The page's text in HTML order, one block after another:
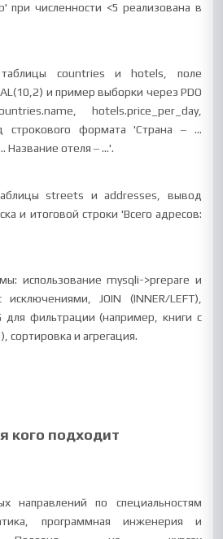
при численности <5 реализована в
countries и hotels, поле
и пример выборки через PDO
hotels.price_per_day,
строкового формата 'Страна ‒ ...
Название отеля ‒ ...'.
streets и addresses, вывод
и итоговой строки 'Всего адресов:
использование mysqli->prepare и
JOIN (INNER/LEFT),
для фильтрации (например, книги с
сортировка и агрегация.
кого подходит
направлений по специальностям
программная инженерия и